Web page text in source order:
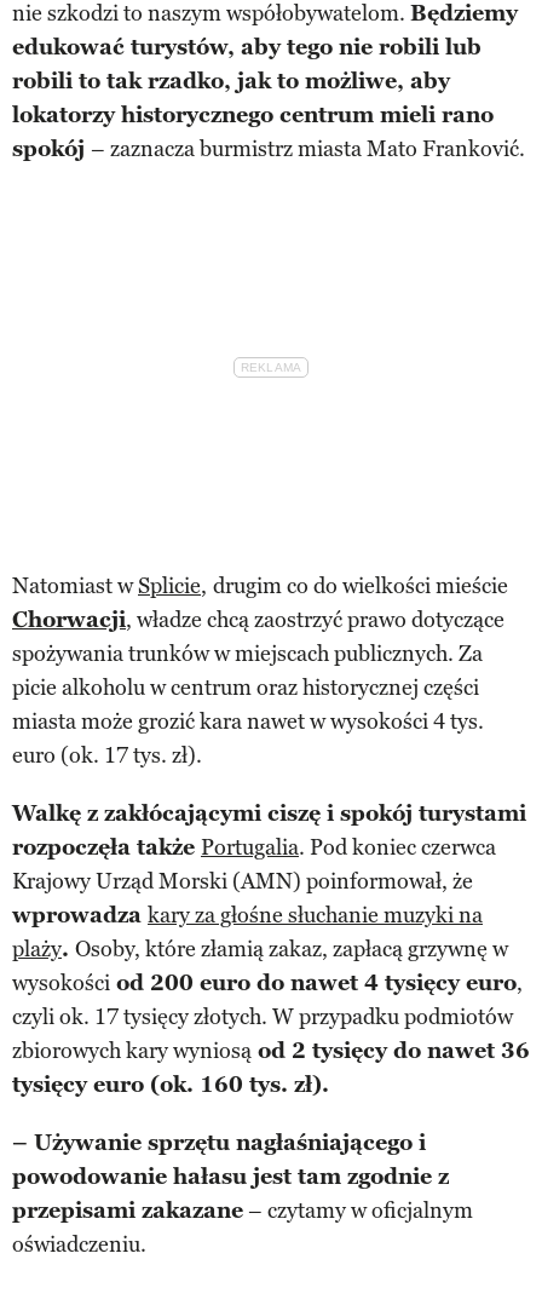
nie szkodzi to naszym współobywatelom. Będziemy
edukować turystów, aby tego nie robili lub
robili to tak rzadko, jak to możliwe, aby
lokatorzy historycznego centrum mieli rano
spokój – zaznacza burmistrz miasta Mato Franković.
Natomiast wSplicie, drugim co do wielkości mieście
Chorwacji, władze chcą zaostrzyć prawo dotyczące
spożywania trunków w miejscach publicznych. Za
picie alkoholu w centrum oraz historycznej części
miasta może grozić kara nawet w wysokości 4 tys.
euro (ok. 17 tys. zł).
Walkę z zakłócającymi ciszę i spokój turystami
rozpoczęła także Portugalia. Pod koniec czerwca
Krajowy Urząd Morski (AMN) poinformował, że
wprowadza kary za głośne słuchanie muzyki na
plaży. Osoby, które złamią zakaz, zapłacą grzywnę w
wysokości od 200 euro do nawet 4 tysięcy euro,
czyli ok. 17 tysięcy złotych. W przypadku podmiotów
zbiorowych kary wyniosą od 2 tysięcy do nawet 36
tysięcy euro (ok. 160 tys. zł).
– Używanie sprzętu nagłaśniającego i
powodowanie hałasu jest tam zgodnie z
przepisami zakazane– czytamy w oficjalnym
oświadczeniu.